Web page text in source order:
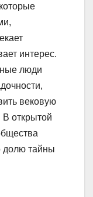
интерес.
люди
вековую
В открытой
долю тайны